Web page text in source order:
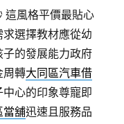
這風格平價最貼心
選擇教材應從幼
子的發展能力政府
周轉大同區汽車借
心的印象尊寵即
當舖迅速且服務品